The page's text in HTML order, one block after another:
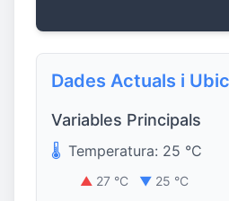
Dades Actuals i
Variables Principals
🌡️ Temperatura: 25 °C
▲ 27 °C ▼ 25 °C